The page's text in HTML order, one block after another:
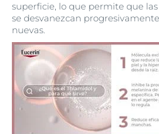
superficie, lo que permite que
se desvanezcan
nuevas.